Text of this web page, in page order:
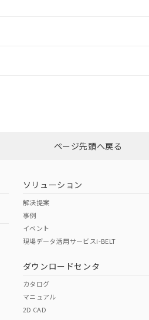
ードはこちらページ先頭へ戻る
ソリューション
解決提案
事例
イベント
現場データ活用サービスi-BELT
ダウンロードセンタ
カタログ
マニュアル
2D CAD